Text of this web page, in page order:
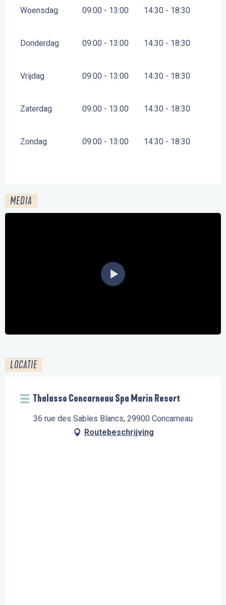
Woensdag 09:00 - 13:00 14:30 - 18:30
Donderdag 09:00 - 13:00 14:30 - 18:30
Vrijdag 09:00 - 13:00 14:30 - 18:30
Zaterdag 09:00 - 13:00 14:30 - 18:30
Zondag 09:00 - 13:00 14:30 - 18:30
MEDIA
LOCATIE
Thalasso Concarneau Spa Marin Resort
36 rue des Sables Blancs, 29900 Concarneau
Routebeschrijving